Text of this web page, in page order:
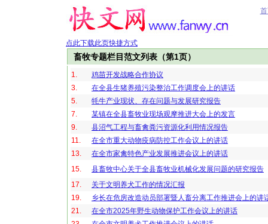
点此下载此页快捷方式
畜牧专题栏目范文列表（第1页）
1.
鸡苗开发战略合作协议
3.
在全县生猪养殖污染整治工作调度会上的讲话
5.
牦牛产业现状、存在问题与发展研究报告
7.
某镇在全县畜牧业现场观摩推进大会上的发言
9.
县沼气工程与畜禽粪污资源化利用情况报告
11.
在全市重大动物疫病防控工作会议上的讲话
13.
在全市家禽特色产业发展推进会议上的讲话
15.
县畜牧中心关于全县畜牧业机械化发展问题的研究报告
17.
关于文明养犬工作的情况汇报
19.
乡长在危房改造动员部署暨人畜分离工作推进会上的讲
21.
在全市2025年野生动物保护工作会议上的讲话